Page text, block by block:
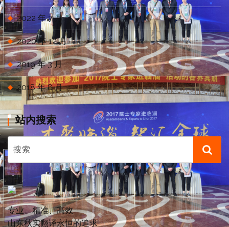
2022 年 7 月
2020 年 12 月
2019 年 3 月
2018 年 8 月
站内搜索
专业、精准、高效
山东秋实翻译永恒的追求